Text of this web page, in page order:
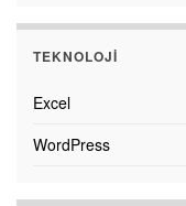
TEKNOLOJI
Excel
WordPress